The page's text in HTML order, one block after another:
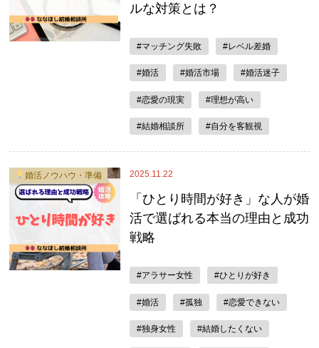
ルな対策とは？
#マッチング失敗 #レベル差婚
#婚活 #婚活市場 #婚活迷子
#恋愛の現実 #理想が高い
#結婚相談所 #自分を客観視
2025.11.22
婚活ノウハウ・準備
「ひとり時間が好き」な人が婚
活で選ばれる本当の理由と成功
戦略
#アラサー女性 #ひとりが好き
#婚活 #孤独 #恋愛できない
#独身女性 #結婚したくない